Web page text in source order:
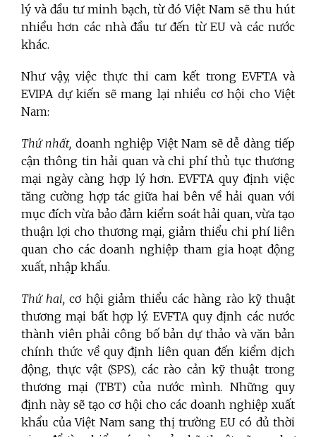
lý và đầu tư minh bạch, từ đó Việt Nam sẽ thu hút
nhiều hơn các nhà đầu tư đến từ EU và các nước
khác.
Như vậy, việc thực thi cam kết trong EVFTA và
EVIPA dự kiến sẽ mang lại nhiều cơ hội cho Việt
Nam:
Thứ nhất, doanh nghiệp Việt Nam sẽ dễ dàng tiếp
cận thông tin hải quan và chi phí thủ tục thương
mại ngày càng hợp lý hơn. EVFTA quy định việc
tăng cường hợp tác giữa hai bên về hải quan với
mục đích vừa bảo đảm kiểm soát hải quan, vừa tạo
thuận lợi cho thương mại, giảm thiểu chi phí liên
quan cho các doanh nghiệp tham gia hoạt động
xuất, nhập khẩu.
Thứ hai, cơ hội giảm thiểu các hàng rào kỹ thuật
thương mại bất hợp lý. EVFTA quy định các nước
thành viên phải công bố bản dự thảo và văn bản
chính thức về quy định liên quan đến kiểm dịch
động, thực vật (SPS), các rào cản kỹ thuật trong
thương mại (TBT) của nước mình. Những quy
định này sẽ tạo cơ hội cho các doanh nghiệp xuất
khẩu của Việt Nam sang thị trường EU có đủ thời